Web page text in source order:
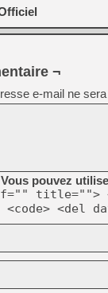
¬
e-mail ne
Vous pouvez
title="">
<code> <del